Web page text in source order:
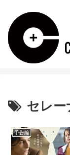
セレー
予告編